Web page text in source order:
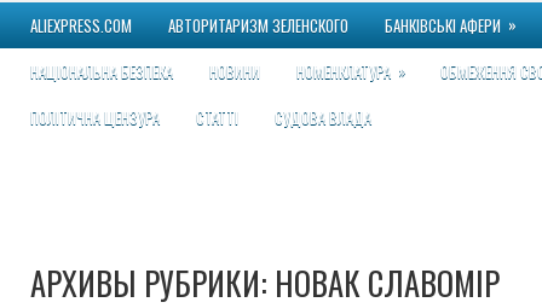
ALIEXPRESS.COM АВТОРИТАРИЗМ ЗЕЛЕНСКОГО БАНКІВСЬКІ АФЕРИ »
НАЦІОНАЛЬНА БЕЗПЕКА
НОВИНИ НОМЕНКЛАТУРА »
ОБМЕЖЕННЯ
ПОЛІТИЧНА ЦЕНЗУРА
СТАТТІ СУДОВА ВЛАДА
АРХИВЫ РУБРИКИ: НОВАК СЛАВОМІР